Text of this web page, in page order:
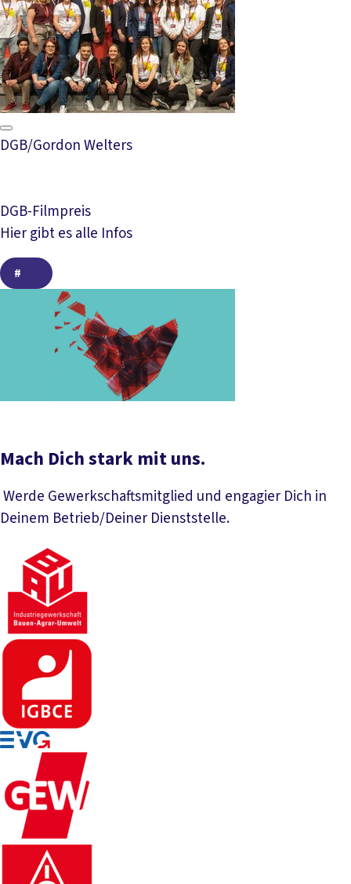
DGB/Gordon Welters
DGB-Filmpreis
Hier gibt es alle Infos
# #
Mach Dich stark mit uns.
Werde Gewerkschaftsmitglied und engagier Dich in
Deinem Betrieb/Deiner Dienststelle.